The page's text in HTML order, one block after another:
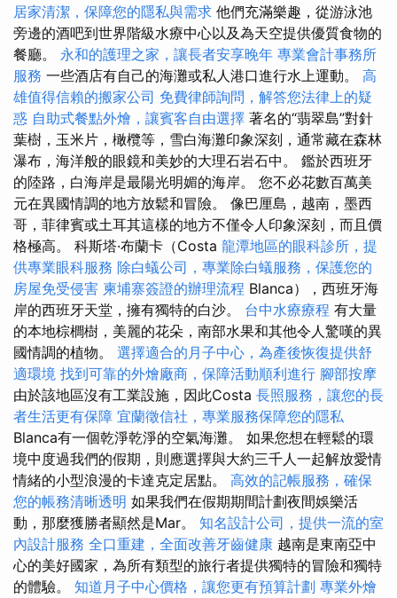
居家清潔，保障您的隱私與需求 他們充滿樂趣，從游泳池
旁邊的酒吧到世界階級水療中心以及為天空提供優質食物的
餐廳。 永和的護理之家，讓長者安享晚年 專業會計事務所
服務 一些酒店有自己的海灘或私人港口進行水上運動。 高
雄值得信賴的搬家公司 免費律師詢問，解答您法律上的疑
惑 自助式餐點外燴，讓賓客自由選擇 著名的“翡翠島”對針
葉樹，玉米片，橄欖等，雪白海灘印象深刻，通常藏在森林
瀑布，海洋般的眼鏡和美妙的大理石岩石中。 鑑於西班牙
的陸路，白海岸是最陽光明媚的海岸。 您不必花數百萬美
元在異國情調的地方放鬆和冒險。 像巴厘島，越南，墨西
哥，菲律賓或土耳其這樣的地方不僅令人印象深刻，而且價
格極高。 科斯塔·布蘭卡（Costa 龍潭地區的眼科診所，提
供專業眼科服務 除白蟻公司，專業除白蟻服務，保護您的
房屋免受侵害 柬埔寨簽證的辦理流程 Blanca），西班牙海
岸的西班牙天堂，擁有獨特的白沙。 台中水療療程 有大量
的本地棕櫚樹，美麗的花朵，南部水果和其他令人驚嘆的異
國情調的植物。 選擇適合的月子中心，為產後恢復提供舒
適環境 找到可靠的外燴廠商，保障活動順利進行 腳部按摩
由於該地區沒有工業設施，因此Costa 長照服務，讓您的長
者生活更有保障 宜蘭徵信社，專業服務保障您的隱私
Blanca有一個乾淨乾淨的空氣海灘。 如果您想在輕鬆的環
境中度過我們的假期，則應選擇與大約三千人一起解放愛情
情緒的小型浪漫的卡達克定居點。 高效的記帳服務，確保
您的帳務清晰透明 如果我們在假期期間計劃夜間娛樂活
動，那麼獲勝者顯然是Mar。 知名設計公司，提供一流的室
內設計服務 全口重建，全面改善牙齒健康 越南是東南亞中
心的美好國家，為所有類型的旅行者提供獨特的冒險和獨特
的體驗。 知道月子中心價格，讓您更有預算計劃 專業外燴